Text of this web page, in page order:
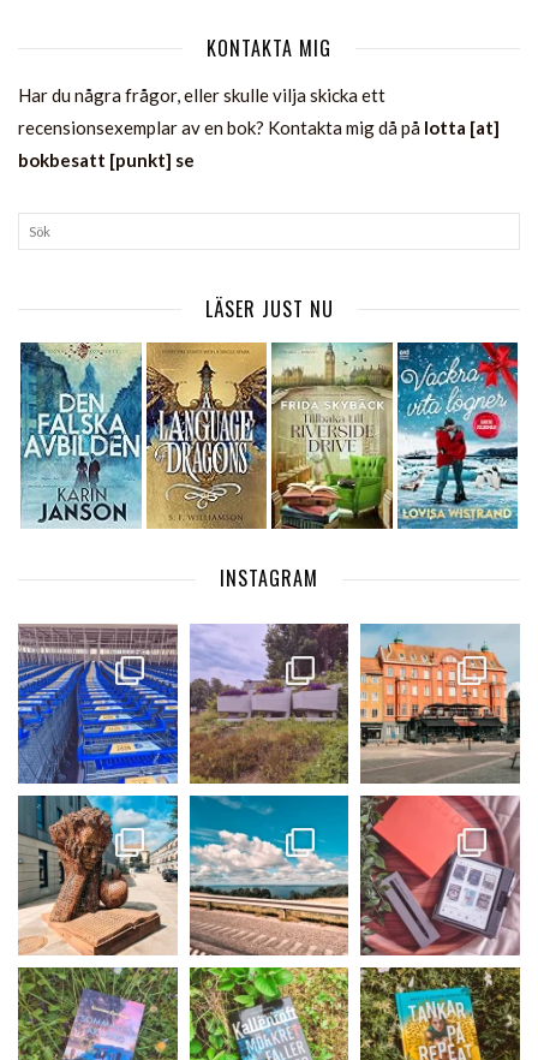
KONTAKTA MIG
Har du några frågor, eller skulle vilja skicka ett
recensionsexemplar av en bok? Kontakta mig då på lotta [at]
bokbesatt [punkt] se
LÄSER JUST NU
INSTAGRAM